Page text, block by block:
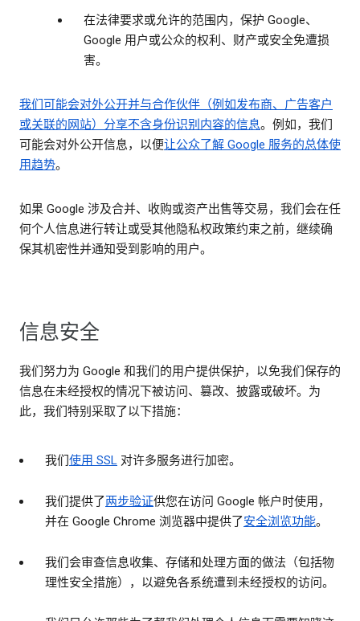
在法律要求或允许的范围内，保护 Google、
Google 用户或公众的权利、财产或安全免遭损
害。
我们可能会对外公开并与合作伙伴（例如发布商、广告客户
或关联的网站）分享不含身份识别内容的信息。例如，我们
可能会对外公开信息，以便让公众了解 Google 服务的总体使
用趋势。
如果 Google 涉及合并、收购或资产出售等交易，我们会在任
何个人信息进行转让或受其他隐私权政策约束之前，继续确
保其机密性并通知受到影响的用户。
信息安全
我们努力为 Google 和我们的用户提供保护，以免我们保存的
信息在未经授权的情况下被访问、篡改、披露或破坏。为
此，我们特别采取了以下措施：
我们使用 SSL 对许多服务进行加密。
我们提供了两步验证供您在访问 Google 帐户时使用，
并在 Google Chrome 浏览器中提供了安全浏览功能。
我们会审查信息收集、存储和处理方面的做法（包括物
理性安全措施），以避免各系统遭到未经授权的访问。